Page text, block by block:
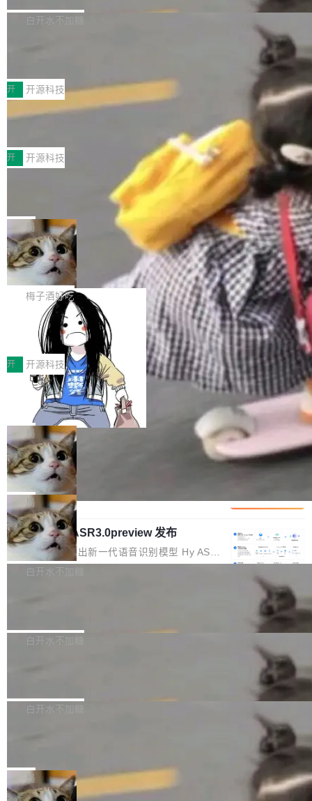
个主 agent 循环，外加一组后台 agent。这些后
库，并将作为transport接入Mooncake TENT。
MPComm将作为一种传输引擎接入Mooncake T
ENT，实现零拷贝传输性能提升30%、非零拷贝
传输性能最高提升5倍。UCL-MPComm底层基
于自研UCL-Engine通信引擎，后续腾讯网平将
持续开源更多基于UCL-Engine的高性能通信组
件。 腾讯网平团队在UCL-MPComm中实现了一
个独立于业务线程的全局通信引擎（Engine），
白开水不加糖
型案例入选名单》，深信服“面向企业研发场景的
开源 AI 编程平台 CoStrict 应用”凭借卓越的技术
创新与落地成效成功入选。 全链路私有化部署，
助力企业AI研发安全落地 当前，越来越多企业已
经开始引入 AI Coding 工具，通过调用公有云模
型或企业内部部署模型提升研发效率。但随着 AI
Coding 从个人辅助工具逐步走向团队级、组织
级应用，企业在规模化落地过程中，对安全性、
可控性和代码质量提出了更高要求。 首先是数据
安全与合规要求。对于大多数普通研发场景，公
有云模型能够满足快速试用和效率提升的需求。
但对于金融、能源、医疗等对数据安全要求较...
开 开源科技
深信服AI算力网关入选工信部人工智能
前不久，工业和信息化部正式发布《2025年人工
智能应用典型案例名单》，集中展示人工智能在
各领域的应用成果，覆盖技术底座、行业赋能、
产品应用、支撑保障、专题等五大方向。深信服
AI算力网关（AI创新平台）成功入选！ 随着各行
各业的Agent走向规模化建设，算力构成形态逐
渐丰富，用户关注的重点也在发生变化：不只是
让AI用起来，还要进一步看清混合算力时代下，
Token花在哪里、算力是否被充分利用，以及持
续增长的AI成本该如何优化。 深信服AI算力网关
正是围绕这些实际问题，从Token治理和成本治
理两个方面，让用户的每一份算力都看得清、管
得住、用得稳、省得下、更安全！ 一、从现在开
始，Token使用一目...
开 开源科技
Jeff Dean 离开 Google：一个时代的结
束，一个实验室的开始
Google 员工编号 20。MapReduce 作者之一。
Bigtable 作者之一。TensorFlow 的作者之一。
Gemini 的架构师。Google 首席科学家。 Jeff D
ean 在 Google 工作了 27 年后，宣布离职。 他
不是一个人走。一同离开的还有 Sanjay Ghema
wat（Google 员工编号 23，Jeff Dean 二十多
年的编程搭档，MapReduce 和 Bigtable 的共同
作者）、Quoc Le（Google 大脑核心成员，Se
q2Seq 和 DocAI 的共同发明人）以及 Oriol Vin
yals（Gemini 联合负责人，AlphaSta...
局
🔥 SolonCode v2026.8.4 发布：界面
字体可调、22 种语言、记忆搜索增强
打开终端就能上岗的全中文编码智能体，这一轮
把「看得清、用母语、记得住」三件事一次补
齐。 SolonCode 是什么 SolonCode 是杭州无
耳科技研发的企业级终端编码智能体——一位全
中文驱动的数字员工，自主理解需求、规划步
骤、编写代码。不挑模型、不挑平台，curl 一行
装完即用。 开源地址：Gitee · GitCode · GitHu
b 安装 支持 Java 8+（8~26）、macOS / Linu
x / Windows / Harmony PC。 # macOS / Linu
x / Harmony PC curl -fsSL https://solon.noea
r.org/solon...
梅子酒好吃
让“代码语义理解”深度释放AI Coding
价值潜能：华为云码道（CodeArts）
代码仓技术解析
一、代码仓深度理解技术的作用与价值 在软件工
程实践中，代码仓是企业核心知识资产的主要载
体。企业级代码仓库通常包含数十万乃至数百万
个文件，其规模远超单次模型调用可承载的上下
文窗口。随着项目规模的持续扩张与代码历史的
不断累积，代码仓中的模块关系、接口契约、业
务逻辑等关键信息往往分散于数十乃至数百个文
件之中，形成高度复杂的知识关联网络。传统的
代码检索手段（如关键词匹配、目录遍历）仅能
在语法层面完成文本定位，难以触及代码的语义
内涵与结构关联，导致开发者使用代码智能体在
理解大规模代码仓时面临显著"代码仓理解"瓶
颈。 代码仓深度理解服务（以下简称" CodeBas
e深度理解服务"）是华为云码道（CodeA...
开 开源科技
一条“删库”命令跑 17 小时，算法工程
师删光 89TB 数据只为干私活
最高人民检察院8月4日公布了一起案件：北京一
名90后算法工程师王某，为了给自己接的私活腾
服务器空间，删光了公司AI游戏部门的全部核心
数据。 王某2024年1月入职东城区某科技公司AI
短剧部门，有互联网大厂背景。在公司内部架构
调整期间，部门三次通知全员将数据从A集群迁
移到B集群，王某都回复了"收到"。 他没有迁移
数据。2024年9月3日下午4点，他使用此前登录
的账号密码进入A集群，输入了一条被程序员圈
称为"删库跑路"的命令——最高管理员权限、无
自研的多个文生3D和...
局
Cloudflare 分享推理优化实践：KV ca
che 量化 + 权重压缩，吞吐量提升 4
1%，成本降 30%
Kimi 和 GLM 是当前最强的大模型系列之一，但
它们有一个共同的问题：太吃显存了。月之暗面
的 Kimi K 系列和智谱的 GLM 都是长上下文、M
oE 架构的大模型，好用到让人上瘾，但 GPU 显
存永远不够用。 Cloudflare 的 Workers AI 团队
一直在跑这些模型的推理。他们在官方博客上发
整性保护。效果是：吞吐量提升 41%，每 token
局
腾讯混元 Hy ASR3.0preview 发布
腾讯混元正式推出新一代语音识别模型 Hy ASR
3.0preview。基于最新一代大语言模型 Hy3 的
让语音识别不再只是听清，而是真正听懂。通过
w 不要求标准普通话，方言识别覆盖粤语、吴语
白开水不加糖
新和少量网页兼容性修复版本。 Changes/fixe
容提供的字体时出现的几个问题 为避免音频加
质的最低采样率）的音频格式将被拒绝 修复了 C
SS 圆角虚线样式中可能存在的问题 如果表单中
白开水不加糖
发布的 Release Notes，他利用 AI 工具（如 Co
最强的若干项。对于尚未正式发版的 PG 19，则
通过拉取过去一年内（从 PG 18 Beta1 时间点
白开水不加糖
维护工作一直与我的日常工作、家务、社交生活
和休闲娱乐竞争时间。" 这是 libexpat 维护者 S
局